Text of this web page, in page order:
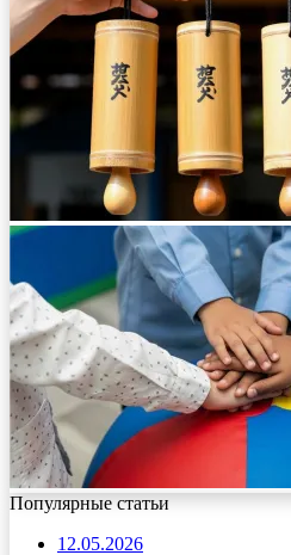
Популярные статьи
12.05.2026